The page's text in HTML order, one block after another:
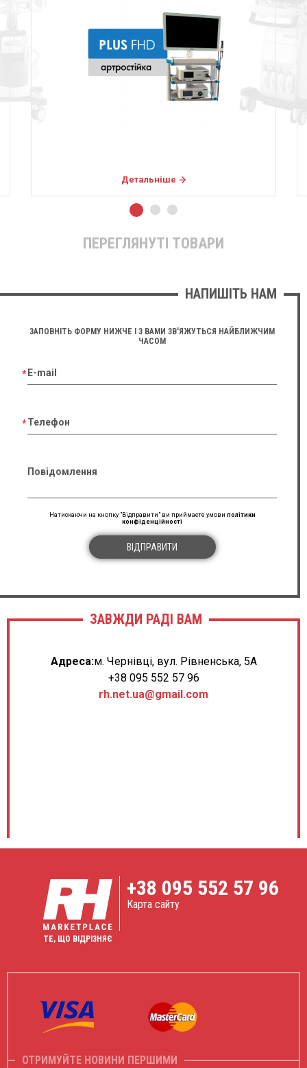
Детальніше
ПЕРЕГЛЯНУТІ ТОВАРИ
НАПИШІТЬ НАМ
ЗАПОВНІТЬ ФОРМУ НИЖЧЕ І З ВАМИ ЗВ'ЯЖУТЬСЯ НАЙБЛИЖЧИМ
ЧАСОМ
E-mail
Телефон
Повідомлення
Натискаючи на кнопку "Відправити" ви приймаєте умови політики
конфіденційності
ВІДПРАВИТИ
ЗАВЖДИ РАДІ ВАМ
Адреса:м. Чернівці, вул. Рівненська, 5А
+38 095 552 57 96
rh.net.ua@gmail.com
ТЕ, ЩО ВІДРІЗНЯЄ
+38 095 552 57 96
Карта сайту
ОТРИМУЙТЕ НОВИНИ ПЕРШИМИ